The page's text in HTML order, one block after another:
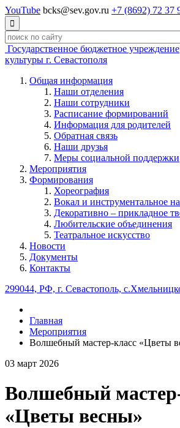
YouTube bcks@sev.gov.ru +7 (8692) 72 37

Государственное бюджетное учреждение
культуры г. Севастополя
Общая информация
Наши отделения
Наши сотрудники
Расписание формирований
Информация для родителей
Обратная связь
Наши друзья
Меры социальной поддержки
Мероприятия
Формирования
Хореография
Вокал и инструментальное
Декоративно – прикладное
Любительские объединения
Театральное искусство
Новости
Документы
Контакты
299044, РФ, г. Севастополь,
Главная
Мероприятия
Волшебный мастер-класс «Цветы
03 март 2026
Волшебный
«Цветы весны»